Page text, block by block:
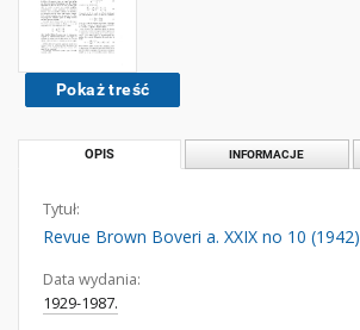
Pokaż treść
OPIS INFORMACJE
Tytuł:
Revue Brown Boveri a. XXIX no 10 (1942)
Data wydania:
1929-1987.